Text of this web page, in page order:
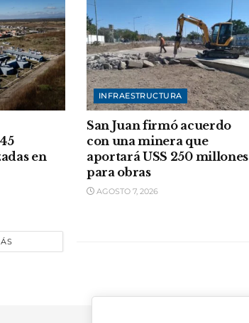
en
INFRAESTRUCTURA
San Juan firmó acuerdo
con una minera que
aportará USS 250 millones
para obras
AGOSTO 7, 2026